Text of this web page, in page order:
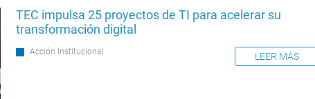
TEC impulsa 25 proyectos de TI para acelerar su
transformación digital
Acción Institucional LEER MÁS